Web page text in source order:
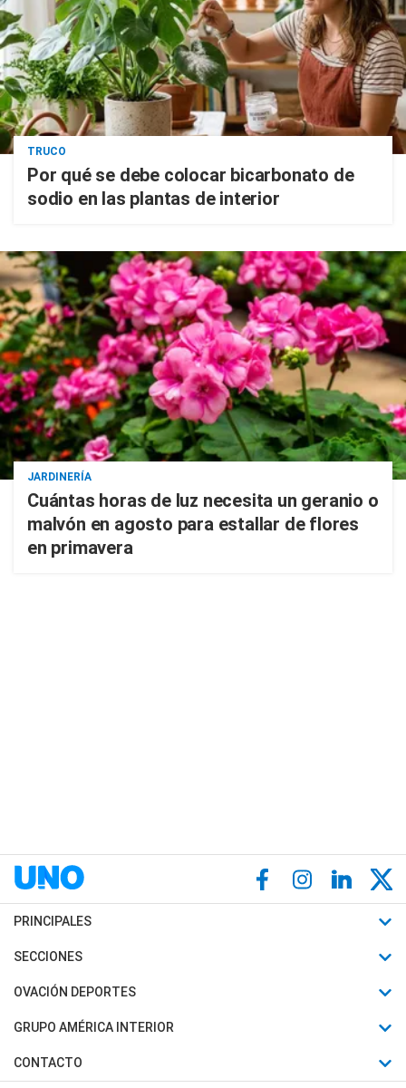
TRUCO
Por qué se debe colocar bicarbonato de
sodio en las plantas de interior
JARDINERÍA
Cuántas horas de luz necesita un geranio o
malvón en agosto para estallar de flores
en primavera
PRINCIPALES
Últimas Noticias
Política
Judiciales
SECCIONES
Horóscopo
Motores
Trucos caseros
OVACIÓN DEPORTES
Fútbol
Mundial
Automovilismo
GRUPO AMÉRICA INTERIOR
Canal 7 en Vivo
CONTACTO